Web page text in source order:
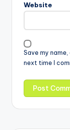
Website
Save my
next time I